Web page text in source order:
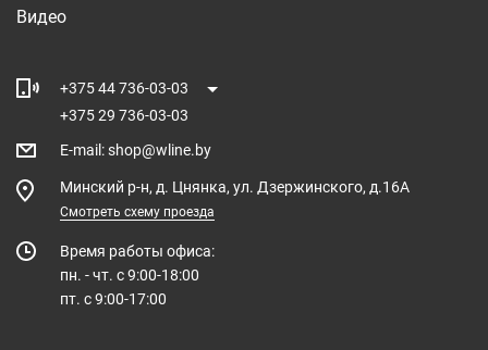
Видео
+375 44 736-03-03
+375 29 736-03-03
E-mail :shop@wline.by
Минский р-н, д. Цнянка, ул. Дзержинского, д.16А
Смотреть схему проезда
Время работы офиса:
пн. - чт. с 9:00-18:00
пт. с 9:00-17:00